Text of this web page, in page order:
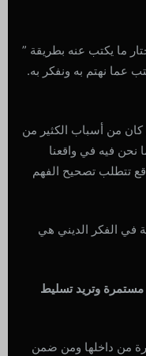
ما يكتب عنه بطريقة ”
عما نهتم به ونفكر به.
كان من أسباب الكثير من
نحن فيه في واقعنا
تتطلب تصحيح الفهم
في الفكر الديني هي
وتريد تسليط
من داخلها ومن ضمن